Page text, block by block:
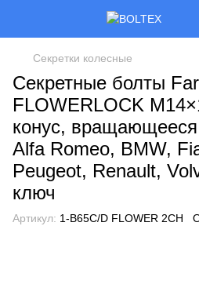
Секретки колесные
Секретные болты
FLOWERLOCK
конус,
Alfa Romeo, BMW,
Peugeot, Renault,
ключ
Артикул: 1-B65C/D FLOWER 2CH